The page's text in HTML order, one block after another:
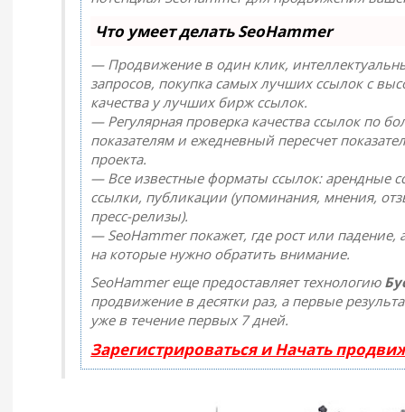
Что умеет делать SeoHammer
— Продвижение в один клик,
запросов, покупка самых лучших ссылок с
качества у лучших бирж ссылок.
— Регулярная проверка качества ссылок по
показателям и ежедневный пересчет
проекта.
— Все известные форматы ссылок: арендные
ссылки, публикации (упоминания, мнения,
пресс-релизы).
— SeoHammer покажет, где рост или падение,
на которые нужно обратить внимание.
SeoHammer еще предоставляет технологию
продвижение в десятки раз, а первые
уже в течение первых 7 дней.
Зарегистрироваться и Начать